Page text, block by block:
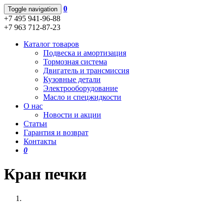
Toggle navigation
0
+7 495 941-96-88
+7 963 712-87-23
Каталог товаров
Подвеска и амортизация
Тормозная система
Двигатель и трансмиссия
Кузовные детали
Электрооборудование
Масло и спецжидкости
О нас
Новости и акции
Статьи
Гарантия и возврат
Контакты
0
Кран печки